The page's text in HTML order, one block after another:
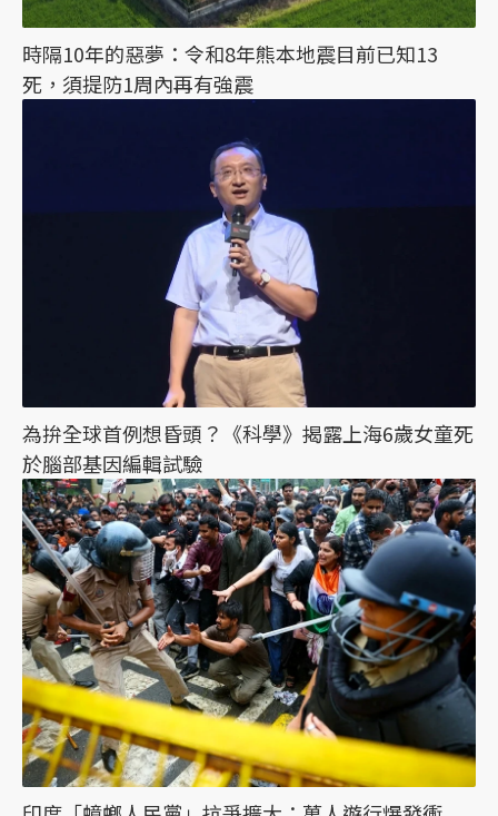
時隔10年的惡夢：令和8年熊本地震目前已知13
死，須提防1周內再有強震
為拚全球首例想昏頭？《科學》揭露上海6歲女童死
於腦部基因編輯試驗